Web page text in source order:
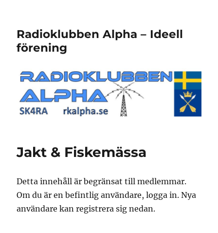
Radioklubben Alpha – Ideell
förening
Jakt & Fiskemässa
Detta innehåll är begränsat till medlemmar.
Om du är en befintlig användare, logga in. Nya
användare kan registrera sig nedan.